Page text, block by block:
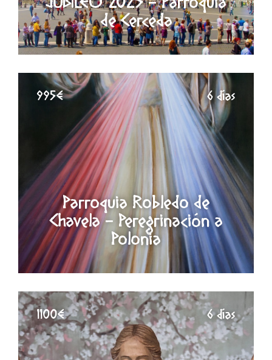
de Cerceda
Parroquia Robledo de
Chavela - Peregrinación a
Polonia
995€ 6 días
1100€ 6 días